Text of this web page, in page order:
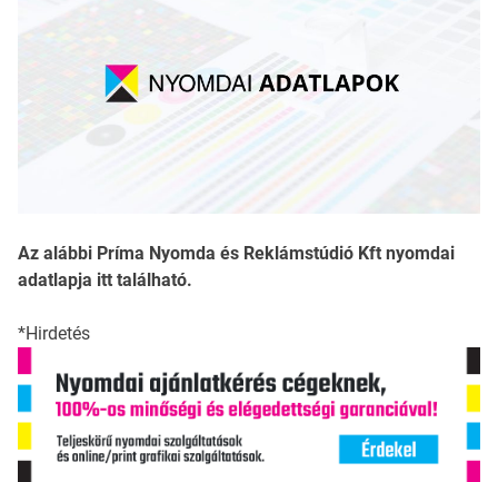
Az alábbi Príma Nyomda és Reklámstúdió Kft nyomdai
adatlapja itt található.
*Hirdetés